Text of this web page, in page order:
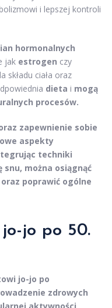
i lepszej kontroli
hormonalnych
jak estrogen czy
składu ciała oraz
dieta i mogą
procesów.
zapewnienie sobie
aspekty
techniki
snu, można osiągnąć
poprawić ogólne
jo po 50.
jo-jo po
zdrowych
aktywności